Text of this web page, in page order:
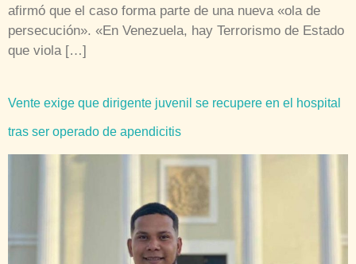
afirmó que el caso forma parte de una nueva «ola de
persecución». «En Venezuela, hay Terrorismo de Estado
que viola […]
Vente exige que dirigente juvenil se recupere en el hospital
tras ser operado de apendicitis